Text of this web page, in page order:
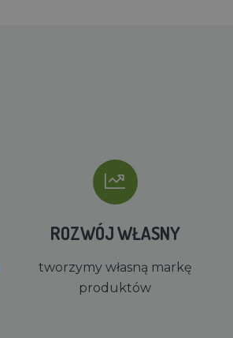
ROZWÓJ WŁASNY
tworzymy własną markę
produktów